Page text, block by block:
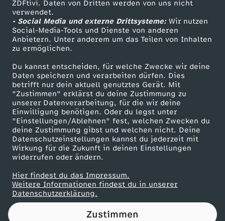
ZDFtivi. Daten von Dritten werden von uns nicht
verwendet.
• Social Media und externe Drittsysteme:Wir nutzen
Social-Media-Tools und Dienste von anderen
Anbietern. Unter anderem um das Teilen von Inhalten
zu ermöglichen.
Du kannst entscheiden, für welche Zwecke wir deine
Daten speichern und verarbeiten dürfen. Dies
betrifft nur dein aktuell genutztes Gerät. Mit
"Zustimmen" erklärst du deine Zustimmung zu
unserer Datenverarbeitung, für die wir deine
Einwilligung benötigen. Oder du legst unter
"Einstellungen/Ablehnen" fest, welchen Zwecken du
deine Zustimmung gibst und welchen nicht. Deine
Datenschutzeinstellungen kannst du jederzeit mit
Wirkung für die Zukunft in deinen Einstellungen
widerrufen oder ändern.
Hier findest du das Impressum.
Weitere Informationen findest du in unserer
Datenschutzerklärung.
Zustimmen
a
r
d
S
c
h
r
ö
d
ZDF Unternehmen
Karriere
ZDF goes Schule
Werbefernsehen
Mainzelmännchen
Partner